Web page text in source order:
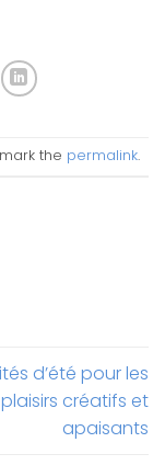
the permalink.
d’été pour les
créatifs et
apaisants